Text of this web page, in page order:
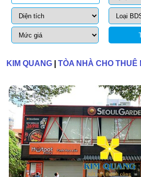
KIM QUANG |TÒA NHÀ CHO THUÊ
NAM KỲ KHỞI NGHĨA QUẬN 3